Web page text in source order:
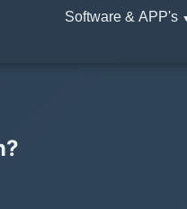
Software & APP's